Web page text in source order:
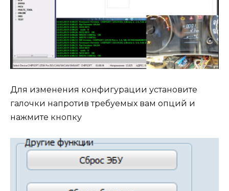
Для изменения конфигурации установите
галочки напротив требуемых вам опций и
нажмите кнопку